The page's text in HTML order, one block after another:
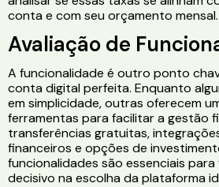
conta e com seu orçamento mensal.
Avaliação de
A funcionalidade é outro ponto
conta digital perfeita. Enquanto
em simplicidade, outras oferecem
ferramentas para facilitar a gestão
transferências gratuitas,
financeiros e opções de
funcionalidades são essenciais
decisivo na escolha da plataforma